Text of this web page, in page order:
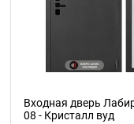
Входная дверь
08 - Кристалл вуд